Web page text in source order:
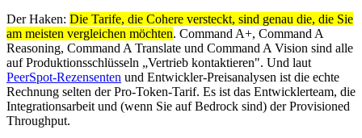
Der Haken: Die Tarife, die Cohere versteckt, sind genau die, die Sie
am meisten vergleichen möchten. Command A+, Command A
Reasoning, Command A Translate und Command A Vision sind alle
auf Produktionsschlüsseln „Vertrieb kontaktieren". Und laut
PeerSpot-Rezensenten und Entwickler-Preisanalysen ist die echte
Rechnung selten der Pro-Token-Tarif. Es ist das Entwicklerteam, die
Integrationsarbeit und (wenn Sie auf Bedrock sind) der Provisioned
Throughput.